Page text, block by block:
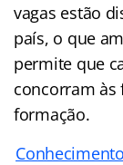
vagas estão
país, o que
permite que
concorram às
formação.